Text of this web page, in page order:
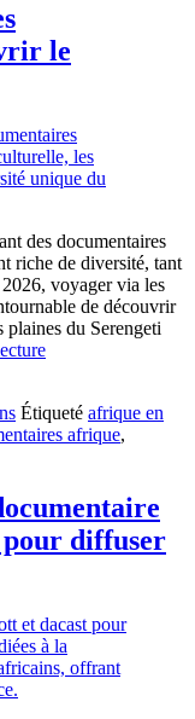
le
des documentaires
riche de diversité, tant
voyager via les
de découvrir
plaines du Serengeti
Voyager
avec
des
découvrir
le
continent
Étiqueté afrique en
afrique,
pour diffuser